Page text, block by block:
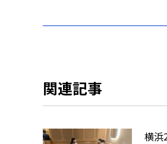
関連記事
横浜